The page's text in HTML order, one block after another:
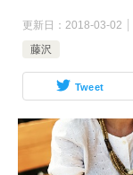
更新日： 2018-03-02
藤沢
Tweet